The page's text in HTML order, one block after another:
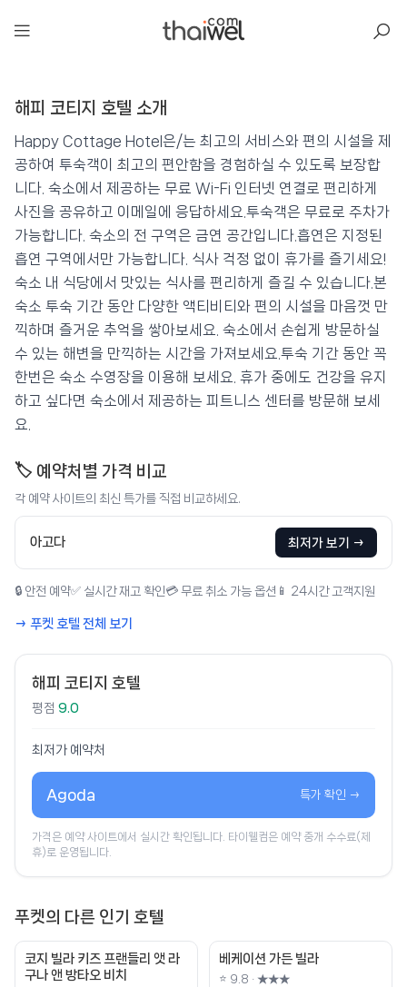
해피 코티지 호텔
📍 푸켓★★★ ⭐ 9.0
💰 최저가 확인 · 예약하기
해피 코티지 호텔 소개
Happy Cottage Hotel은/는 최고의 서비스와 편의 시설을 제
공하여 투숙객이 최고의 편안함을 경험하실 수 있도록 보장합
니다. 숙소에서 제공하는 무료 Wi-Fi 인터넷 연결로 편리하게
사진을 공유하고 이메일에 응답하세요.투숙객은 무료로 주차가
가능합니다. 숙소의 전 구역은 금연 공간입니다.흡연은 지정된
흡연 구역에서만 가능합니다. 식사 걱정 없이 휴가를 즐기세요!
숙소 내 식당에서 맛있는 식사를 편리하게 즐길 수 있습니다.본
숙소 투숙 기간 동안 다양한 액티비티와 편의 시설을 마음껏 만
끽하며 즐거운 추억을 쌓아보세요. 숙소에서 손쉽게 방문하실
수 있는 해변을 만끽하는 시간을 가져보세요.투숙 기간 동안 꼭
한번은 숙소 수영장을 이용해 보세요. 휴가 중에도 건강을 유지
하고 싶다면 숙소에서 제공하는 피트니스 센터를 방문해 보세
요.
🏷️ 예약처별 가격 비교
각 예약 사이트의 최신 특가를 직접 비교하세요.
아고다 최저가 보기 →
🔒 안전 예약✅ 실시간 재고 확인 💳 무료 취소 가능 옵션 📱 24시간 고객지원
→ 푸켓 호텔 전체 보기
해피 코티지 호텔
평점 9.0
최저가 예약처
Agoda 특가 확인 →
가격은 예약 사이트에서 실시간 확인됩니다. 타이웰컴은 예약 중개 수수료(제
휴)로 운영됩니다.
푸켓의 다른 인기 호텔
코지 빌라 키즈 프랜들리 앳 라
구나 앤 방타오 비치
베케이션 가든 빌라
⭐ 9.8 · ★★★